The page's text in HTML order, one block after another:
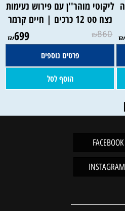
ליקוטי מוהר''ן עם פירוש נעימות
נצח סט 12 כרכים | חיים קרמר
₪860
₪699
פרטים נוספים
הוסף לסל
FACEBOOK
INSTAGRAM